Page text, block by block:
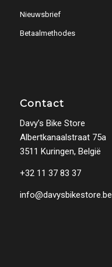
Nieuwsbrief
Betaalmethodes
Contact
Davy’s Bike Store
Albertkanaalstraat 75a
3511 Kuringen, België
+32 11 37 83 37
info@davysbikestore.be